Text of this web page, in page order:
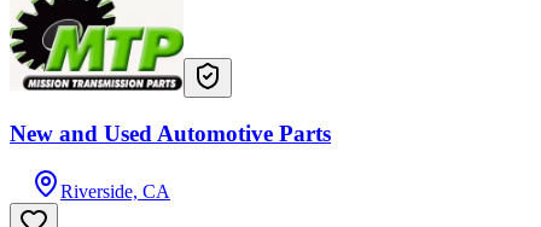
New and Used Automotive Parts
Riverside, CA